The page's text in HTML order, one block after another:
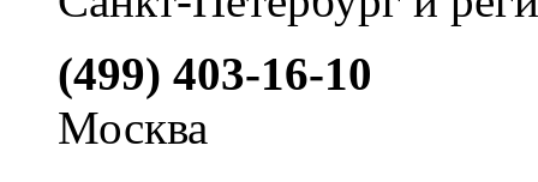
(499) 403-16-10
Москва